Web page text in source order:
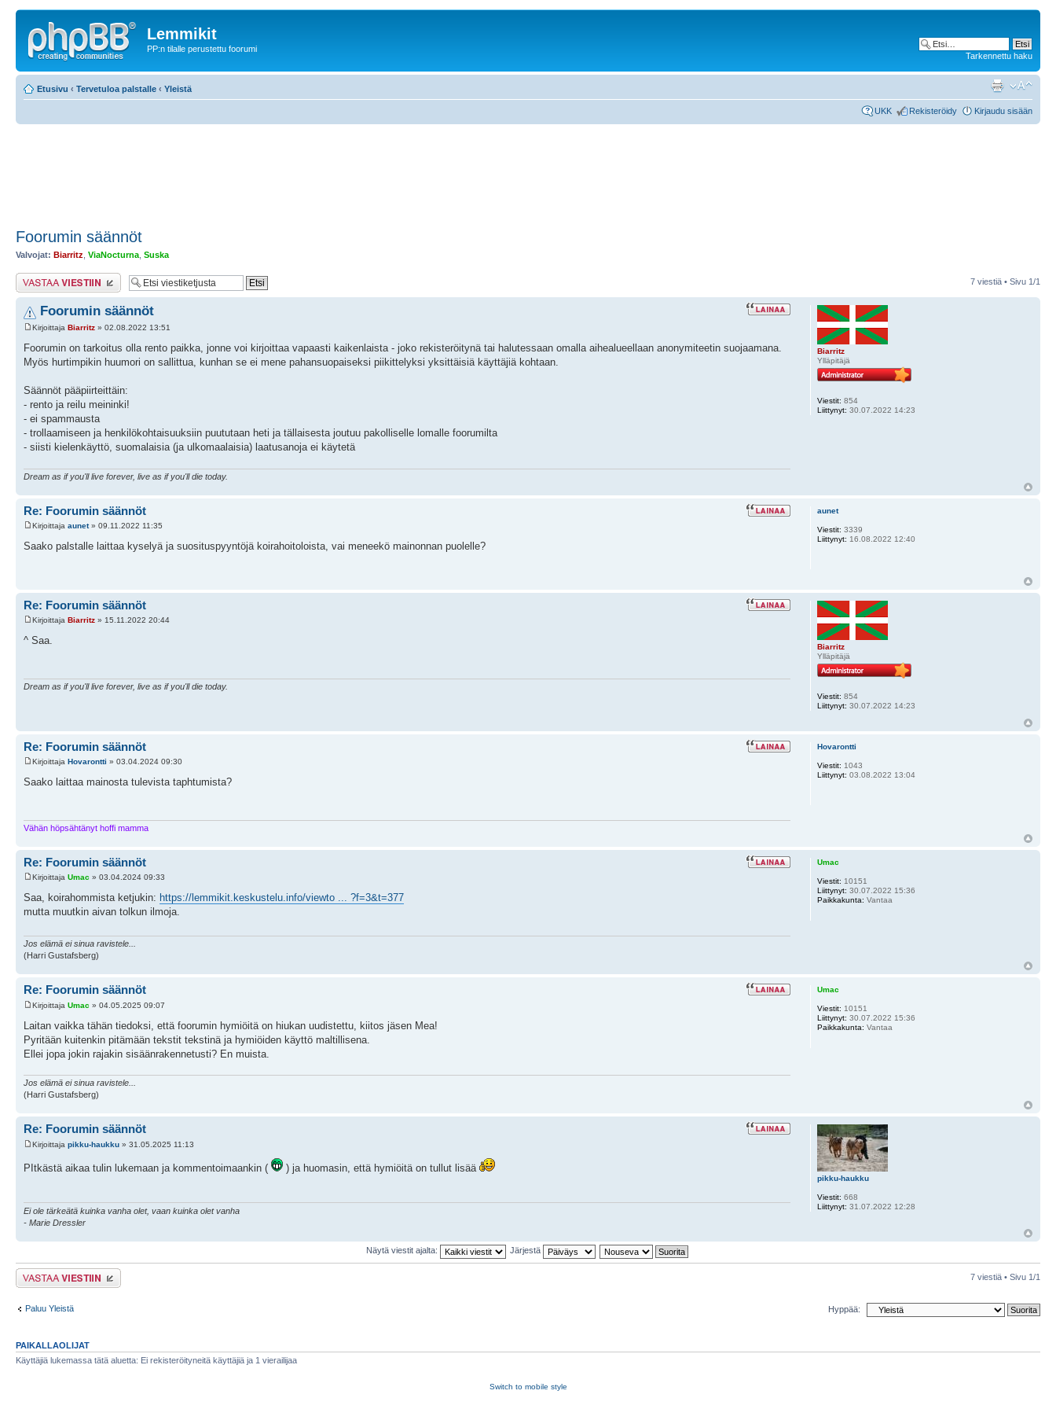
Lemmikit
PP:n tilalle perustettu foorumi
Tarkennettu haku
Etusivu ‹ Tervetuloa palstalle ‹ Yleistä
UKK Rekisteröidy Kirjaudu sisään
Foorumin säännöt
Valvojat: Biarritz ViaNocturna Suska
Lähetä vastaus 7 viestiä • Sivu 1/1
Foorumin säännöt
Kirjoittaja Biarritz » 02.08.2022 13:51
Foorumin on tarkoitus olla rento paikka, jonne voi kirjoittaa vapaasti kaikenlaista - joko rekisteröitynä tai halutessaan omalla aihealueellaan anonymiteetin suojaamana.
Myös hurtimpikin huumori on sallittua, kunhan se ei mene pahansuopaiseksi piikittelyksi yksittäisiä käyttäjiä kohtaan.
Säännöt pääpiirteittäin:
- rento ja reilu meininki!
- ei spammausta
- trollaamiseen ja henkilökohtaisuuksiin puututaan heti ja tällaisesta joutuu pakolliselle lomalle foorumilta
- siisti kielenkäyttö, suomalaisia (ja ulkomaalaisia) laatusanoja ei käytetä
Dream as if you'll live forever, live as if you'll die today.
Biarritz
Ylläpitäjä
Viestit: 854
Liittynyt: 30.07.2022 14:23
Re: Foorumin säännöt
Kirjoittaja aunet» 09.11.2022 11:35
Saako palstalle laittaa kyselyä ja suosituspyyntöjä koirahoitoloista, vai meneekö mainonnan puolelle?
aunet
Viestit: 3339
Liittynyt: 16.08.2022 12:40
Re: Foorumin säännöt
Kirjoittaja Biarritz » 15.11.2022 20:44
^ Saa.
Dream as if you'll live forever, live as if you'll die today.
Biarritz
Ylläpitäjä
Viestit: 854
Liittynyt: 30.07.2022 14:23
Re: Foorumin säännöt
Kirjoittaja Hovarontti » 03.04.2024 09:30
Saako laittaa mainosta tulevista taphtumista?
Vähän höpsähtänyt hoffi mamma
Hovarontti
Viestit: 1043
Liittynyt: 03.08.2022 13:04
Re: Foorumin säännöt
Kirjoittaja Umac » 03.04.2024 09:33
Saa, koirahommista ketjukin: https://lemmikit.keskustelu.info/viewto ... ?f=3&t=377
mutta muutkin aivan tolkun ilmoja.
Jos elämä ei sinua ravistele...
(Harri Gustafsberg)
Umac
Viestit: 10151
Liittynyt: 30.07.2022 15:36
Paikkakunta: Vantaa
Re: Foorumin säännöt
Kirjoittaja Umac » 04.05.2025 09:07
Laitan vaikka tähän tiedoksi, että foorumin hymiöitä on hiukan uudistettu, kiitos jäsen Mea!
Pyritään kuitenkin pitämään tekstit tekstinä ja hymiöiden käyttö maltillisena.
Ellei jopa jokin rajakin sisäänrakennetusti? En muista.
Jos elämä ei sinua ravistele...
(Harri Gustafsberg)
Umac
Viestit: 10151
Liittynyt: 30.07.2022 15:36
Paikkakunta: Vantaa
Re: Foorumin säännöt
Kirjoittaja pikku-haukku » 31.05.2025 11:13
PItkästä aikaa tulin lukemaan ja kommentoimaankin ( ) ja huomasin, että hymiöitä on tullut lisää
Ei ole tärkeätä kuinka vanha olet, vaan kuinka olet vanha
- Marie Dressler
pikku-haukku
Viestit: 668
Liittynyt: 31.07.2022 12:28
Näytä viestit ajalta: Järjestä
Lähetä vastaus 7 viestiä • Sivu 1/1
Paluu Yleistä Hyppää:
PAIKALLAOLIJAT
Käyttäjiä lukemassa tätä aluetta: Ei rekisteröityneitä käyttäjiä ja 1 vierailijaa
Switch to mobile style